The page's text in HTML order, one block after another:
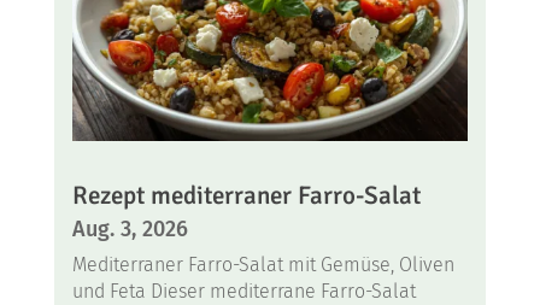
Rezept mediterraner Farro-Salat
Aug. 3, 2026
Mediterraner Farro-Salat mit Gemüse, Oliven
und Feta Dieser mediterrane Farro-Salat